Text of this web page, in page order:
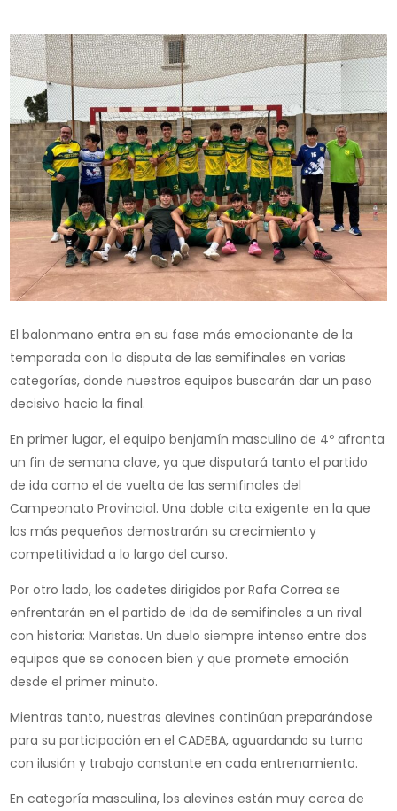
El balonmano entra en su fase más emocionante de la
temporada con la disputa de las semifinales en varias
categorías, donde nuestros equipos buscarán dar un paso
decisivo hacia la final.
En primer lugar, el equipo benjamín masculino de 4º afronta
un fin de semana clave, ya que disputará tanto el partido
de ida como el de vuelta de las semifinales del
Campeonato Provincial. Una doble cita exigente en la que
los más pequeños demostrarán su crecimiento y
competitividad a lo largo del curso.
Por otro lado, los cadetes dirigidos por Rafa Correa se
enfrentarán en el partido de ida de semifinales a un rival
con historia: Maristas. Un duelo siempre intenso entre dos
equipos que se conocen bien y que promete emoción
desde el primer minuto.
Mientras tanto, nuestras alevines continúan preparándose
para su participación en el CADEBA, aguardando su turno
con ilusión y trabajo constante en cada entrenamiento.
En categoría masculina, los alevines están muy cerca de